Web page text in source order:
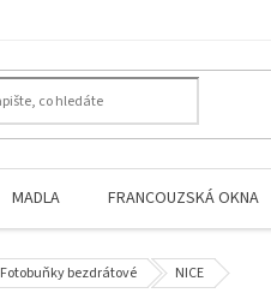
MADLA FRANCOUZSKÁ OKNA
Fotobuňky bezdrátové NICE